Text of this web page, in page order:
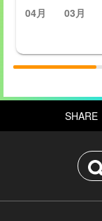
04月
03月
SHARE